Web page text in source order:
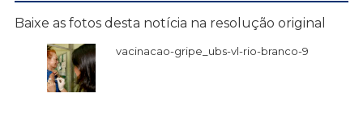
Baixe as fotos desta notícia na resolução original
vacinacao-gripe_ubs-vl-rio-branco-9